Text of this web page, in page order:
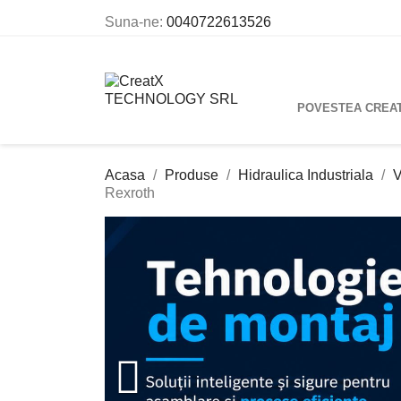
Suna-ne: 0040722613526
POVESTEA
Acasa Produse Hidraulica Industriala
Rexroth
